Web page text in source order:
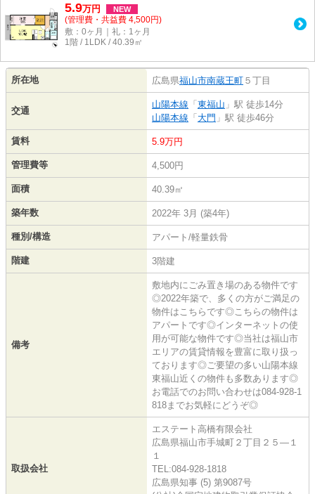
5.9万円 NEW
(管理費・共益費 4,500円)
敷：0ヶ月｜礼：1ヶ月
1階 / 1LDK / 40.39㎡
所在地 広島県福山市南蔵王町 ５丁目
交通
山陽本線 「 東福山 」駅 徒歩14分
山陽本線 「 大門 」駅 徒歩46分
賃料 5.9万円
管理費等 4,500円
面積 40.39㎡
築年数 2022年 3月 (築4年)
種別/構造 アパート/軽量鉄骨
階建 3階建
備考
敷地内にごみ置き場のある物件です
◎2022年築で、多くの方がご満足の
物件はこちらです◎こちらの物件は
アパートです◎インターネットの使
用が可能な物件です◎当社は福山市
エリアの賃貸情報を豊富に取り扱っ
ております◎ご要望の多い山陽本線
東福山近くの物件も多数あります◎
お電話でのお問い合わせは084-928-1
818までお気軽にどうぞ◎
取扱会社
エステート高橋有限会社
広島県福山市手城町２丁目２５―１
１
TEL:084-928-1818
広島県知事 (5) 第9087号